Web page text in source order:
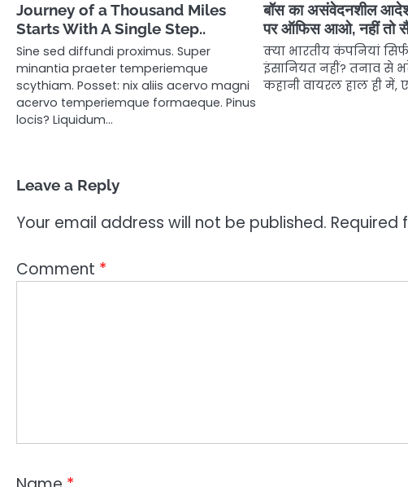
Journey of a Thousand Miles
Starts With A Single Step..
Sine sed diffundi proximus. Super
minantia praeter temperiemque
scythiam. Posset: nix aliis acervo magni
acervo temperiemque formaeque. Pinus
locis? Liquidum…
बॉस का असंवेदनशील
पर ऑफिस आओ, नहीं तो
क्या भारतीय कंपनियां
इंसानियत नहीं? तनाव से
कहानी वायरल हाल ही में,
Leave a Reply
Your email address will not be published. Required
Comment *